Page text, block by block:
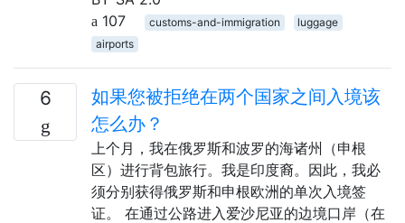
107
customs-and-immigration
luggage
airports
6
如果您被拒绝在两个国家之间入境该
怎么办？
上个月，我在俄罗斯和波罗的海诸州（申根
区）进行背包旅行。我是印度裔。因此，我必
须分别获得俄罗斯和申根欧洲的单次入境签
证。 在通过公路进入爱沙尼亚的边境口岸（在